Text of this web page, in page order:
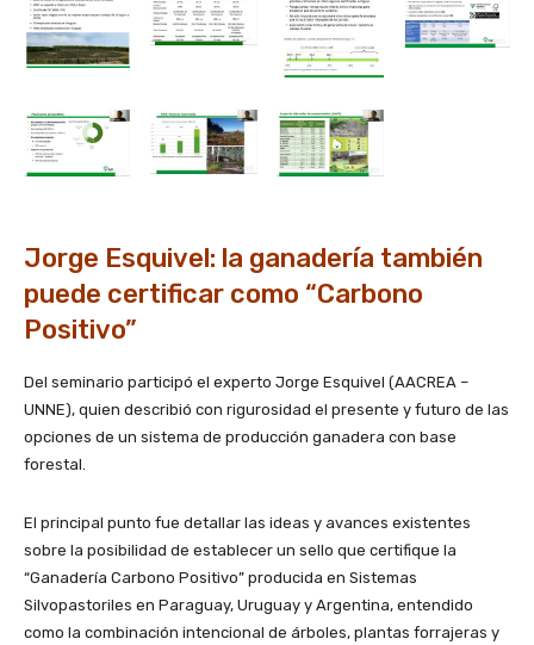
Jorge Esquivel: la ganadería también
puede certificar como “Carbono
Positivo”
Del seminario participó el experto Jorge Esquivel (AACREA –
UNNE), quien describió con rigurosidad el presente y futuro de las
opciones de un sistema de producción ganadera con base
forestal.
El principal punto fue detallar las ideas y avances existentes
sobre la posibilidad de establecer un sello que certifique la
“Ganadería Carbono Positivo” producida en Sistemas
Silvopastoriles en Paraguay, Uruguay y Argentina, entendido
como la combinación intencional de árboles, plantas forrajeras y